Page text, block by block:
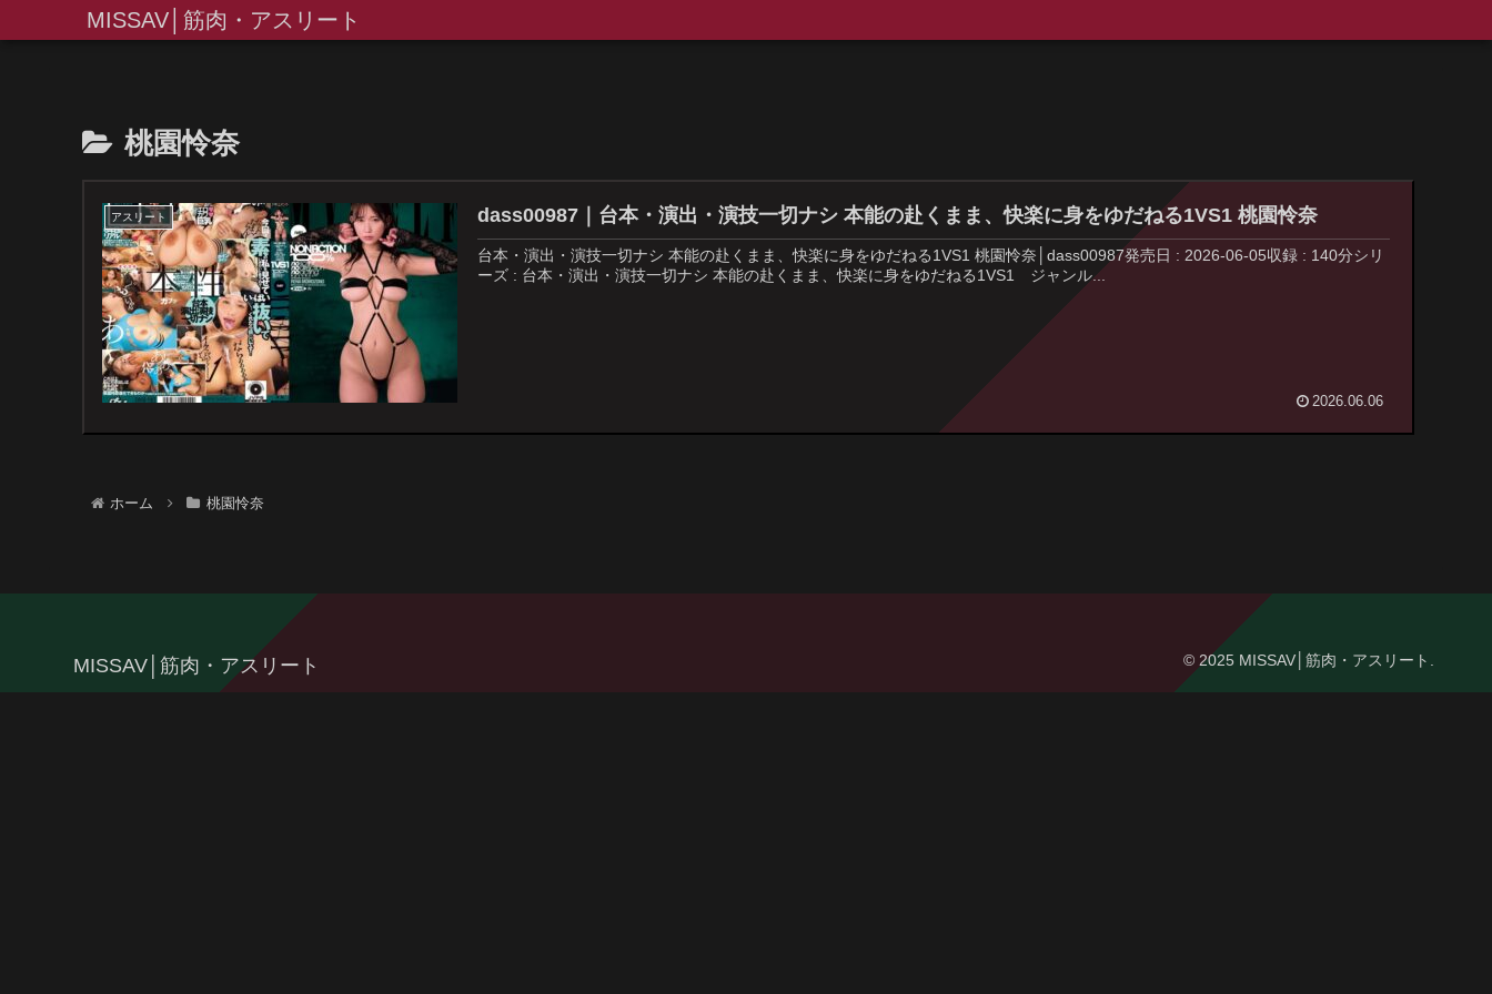
MISSAV│筋肉・アスリート
桃園怜奈
アスリート dass00987｜台本・演出・演技一切ナシ 本能の赴くまま、快楽に身をゆだねる1VS1 桃園怜奈
台本・演出・演技一切ナシ 本能の赴くまま、快楽に身をゆだねる1VS1 桃園怜奈│dass00987発売日 : 2026-06-05収録 : 140分シリ
ーズ : 台本・演出・演技一切ナシ 本能の赴くまま、快楽に身をゆだねる1VS1 ジャンル...
2026.06.06
ホーム 桃園怜奈
MISSAV│筋肉・アスリート © 2025 MISSAV│筋肉・アスリート.